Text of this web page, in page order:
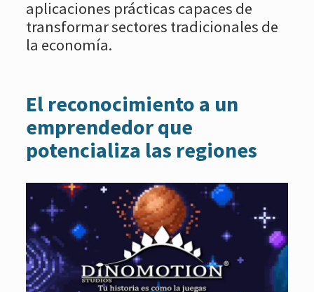
aplicaciones prácticas capaces de
transformar sectores tradicionales de
la economía.
El reconocimiento a un
emprendedor que
potencializa las regiones